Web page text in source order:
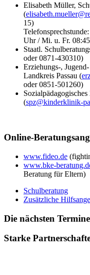
Elisabeth Müller,
(
15)
Uhr / Mi. u. Fr.
Staatl.
oder 0871-430310)
Erziehungs-,
Landkreis Passau (
oder 0851-501260)
(spz@kinderklinik-
Online-
www.fideo.de
www.bke-
Beratung für Eltern)
Schulberatung
Zusätzliche
Die nächsten Termine
Starke